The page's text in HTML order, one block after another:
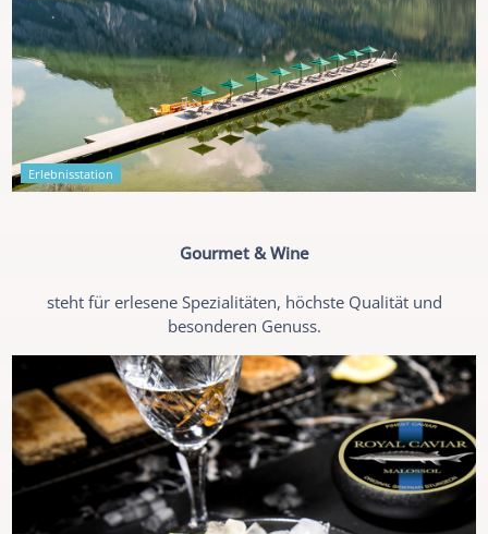
Erlebnisstation
Gourmet & Wine
steht für erlesene Spezialitäten, höchste Qualität und
besonderen Genuss.